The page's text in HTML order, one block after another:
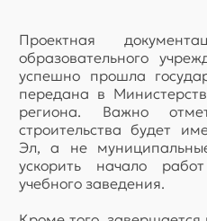
Проектная
образовательного
успешно прошла
передана в
региона. Важно
строительства будет
Эл, а не
ускорить начало
учебного заведения.